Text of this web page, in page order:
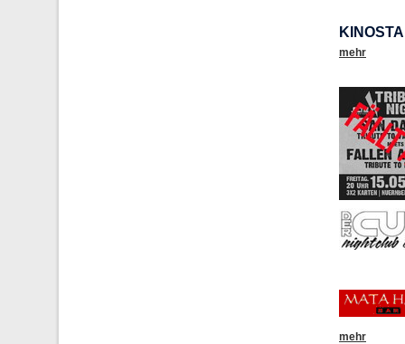
mehr
mehr